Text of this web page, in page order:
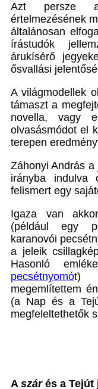
Azt persze
értelmezésének
általánosan
írástudók
árukísérő
ősvallási
A világmodellek
támaszt a
novella,
olvasásmódot el
terepen
Záhonyi András
irányba
felismert egy
Igaza van
(például egy
karanovói
a jeleik
Hasonló
pecsétnyomót)
megemlítettem
(a Nap és a
megfeleltethetők
A szárés a Tejút